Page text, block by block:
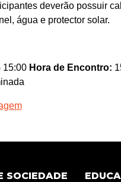
deverão possuir
água e protector solar.
15:00 Hora de Encontro:
SOCIEDADE